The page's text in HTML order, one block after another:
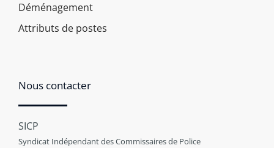
Déménagement
Attributs de postes
Nous contacter
SICP
Syndicat Indépendant des Commissaires de Police